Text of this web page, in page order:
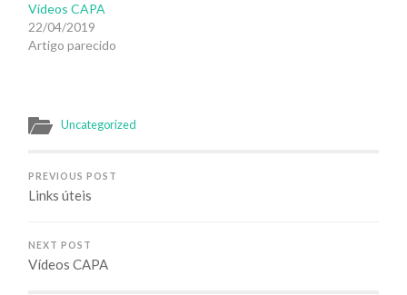
Vídeos CAPA
22/04/2019
Artigo parecido
Uncategorized
PREVIOUS POST
Links úteis
NEXT POST
Vídeos CAPA